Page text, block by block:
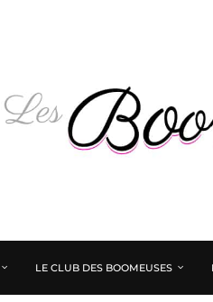
LE CLUB DES BOOMEUSES